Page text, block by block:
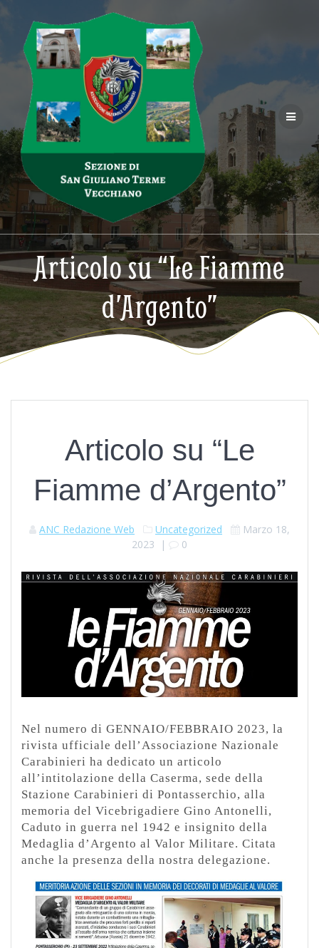
al
contenuto
Articolo su “Le Fiamme
d’Argento”
Articolo su “Le
Fiamme d’Argento”
ANC Redazione Web Uncategorized
Marzo 18,
2023 | 0
Nel numero di GENNAIO/FEBBRAIO 2023, la
rivista ufficiale dell’Associazione Nazionale
Carabinieri ha dedicato un articolo
all’intitolazione della Caserma, sede della
Stazione Carabinieri di Pontasserchio, alla
memoria del Vicebrigadiere Gino Antonelli,
Caduto in guerra nel 1942 e insignito della
Medaglia d’Argento al Valor Militare. Citata
anche la presenza della nostra delegazione.